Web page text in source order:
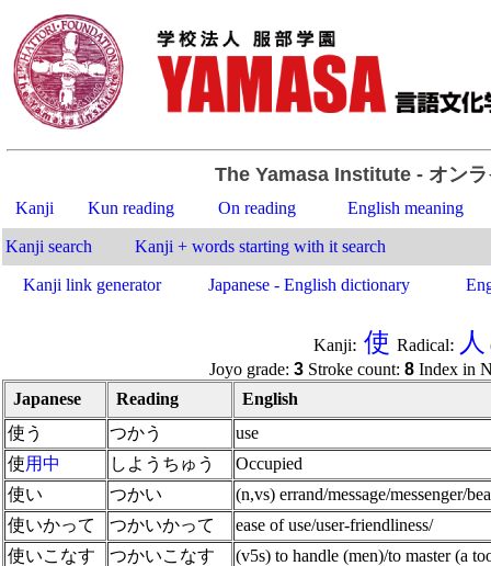
The Yamasa Institute- オンラ
Kanji Kun reading On reading English meaning
Kanji search Kanji + words starting with it search
Kanji link generator Japanese - English dictionary
Kanji: 使 Radical: 人
Joyo grade: 3 Stroke count: 8 Index in
Japanese
Reading
English
使う
つかう
use
使用中 しようちゅう
Occupied
使い
つかい
(n,vs) errand/message/messenger/
使いかって
つかいかって
ease of use/user-friendliness/
使いこなす
つかいこなす
(v5s) to handle (men)/to master (a